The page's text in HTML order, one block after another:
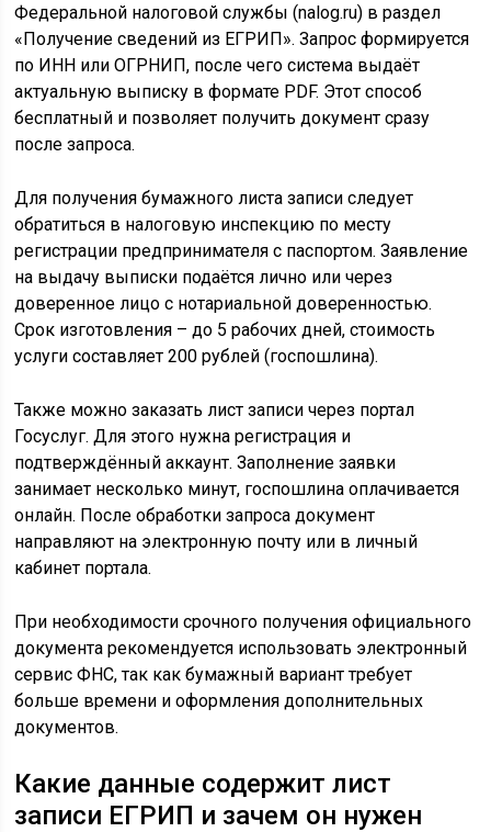
Федеральной налоговой службы (nalog.ru) в раздел
«Получение сведений из ЕГРИП». Запрос формируется
по ИНН или ОГРНИП, после чего система выдаёт
актуальную выписку в формате PDF. Этот способ
бесплатный и позволяет получить документ сразу
после запроса.
Для получения бумажного листа записи следует
обратиться в налоговую инспекцию по месту
регистрации предпринимателя с паспортом. Заявление
на выдачу выписки подаётся лично или через
доверенное лицо с нотариальной доверенностью.
Срок изготовления – до 5 рабочих дней, стоимость
услуги составляет 200 рублей (госпошлина).
Также можно заказать лист записи через портал
Госуслуг. Для этого нужна регистрация и
подтверждённый аккаунт. Заполнение заявки
занимает несколько минут, госпошлина оплачивается
онлайн. После обработки запроса документ
направляют на электронную почту или в личный
кабинет портала.
При необходимости срочного получения официального
документа рекомендуется использовать электронный
сервис ФНС, так как бумажный вариант требует
больше времени и оформления дополнительных
документов.
Какие данные содержит лист
записи ЕГРИП и зачем он нужен